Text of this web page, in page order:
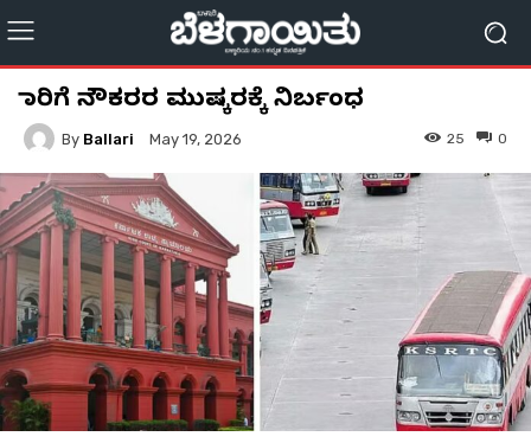
ಸಾರಿಗೆ ನೌಕರರ ಮುಷ್ಕರಕ್ಕೆ ನಿರ್ಬಂಧ
By Ballari May 19, 2026 0
25